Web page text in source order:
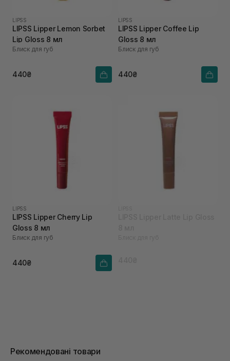
LIPSS
LIPSS Lipper Lemon Sorbet
Lip Gloss 8 мл
Блиск для губ
440₴
LIPSS
LIPSS Lipper Coffee Lip
Gloss 8 мл
Блиск для губ
440₴
LIPSS
LIPSS Lipper Cherry Lip
Gloss 8 мл
Блиск для губ
440₴
Рекомендовані товари